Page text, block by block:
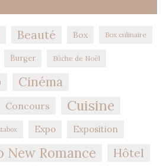
Beauté Box Box culinaire
Burger Bûche de Noël
Cinéma
Concours Cuisine
Expo Exposition
New Romance Hôtel